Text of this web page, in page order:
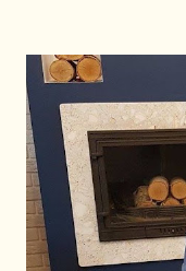
od koalicjantów?
przeliczenia
zaakceptowało
umywa ręce. Czy
poważnie naciska,
przeszli do porządku
czy inaczej, Donald